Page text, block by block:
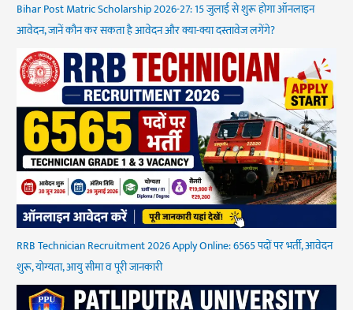
Bihar Post Matric Scholarship 2026-27: 15 जुलाई से शुरू होगा ऑनलाइन
आवेदन, जानें कौन कर सकता है आवेदन और क्या-क्या दस्तावेज लगेंगे?
RRB Technician Recruitment 2026 Apply Online: 6565 पदों पर भर्ती, आवेदन
शुरू, योग्यता, आयु सीमा व पूरी जानकारी